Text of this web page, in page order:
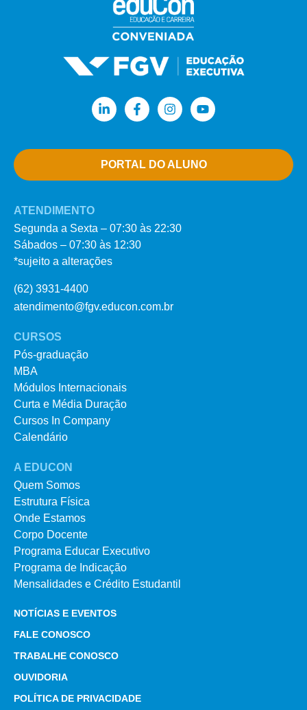
PORTAL DO ALUNO
ATENDIMENTO
Segunda a Sexta – 07:30 às 22:30
Sábados – 07:30 às 12:30
*sujeito a alterações
(62) 3931-4400
atendimento@fgv.educon.com.br
CURSOS
Pós-graduação
MBA
Módulos Internacionais
Curta e Média Duração
Cursos In Company
Calendário
A EDUCON
Quem Somos
Estrutura Física
Onde Estamos
Corpo Docente
Programa Educar Executivo
Programa de Indicação
Mensalidades e Crédito Estudantil
NOTÍCIAS E EVENTOS
FALE CONOSCO
TRABALHE CONOSCO
OUVIDORIA
POLÍTICA DE PRIVACIDADE